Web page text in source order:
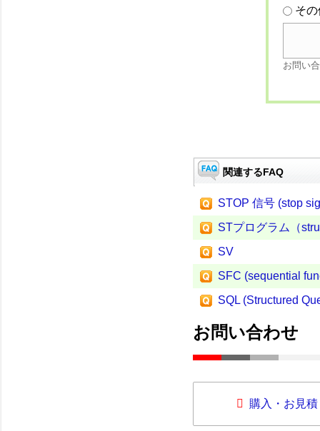
そ
お問い
関連するFAQ
STOP 信号 (stop
STプログラム（
SV
SFC (sequential
SQL (Structured
お問い合わせ
購入・お見